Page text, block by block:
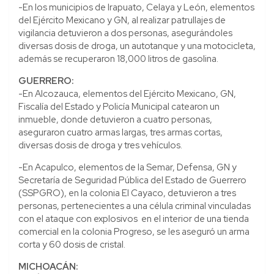
-En los municipios de Irapuato, Celaya y León, elementos
del Ejército Mexicano y GN, al realizar patrullajes de
vigilancia detuvieron a dos personas, asegurándoles
diversas dosis de droga, un autotanque y una motocicleta,
además se recuperaron 18,000 litros de gasolina.
GUERRERO:
-En Alcozauca, elementos del Ejército Mexicano, GN,
Fiscalía del Estado y Policía Municipal catearon un
inmueble, donde detuvieron a cuatro personas,
aseguraron cuatro armas largas, tres armas cortas,
diversas dosis de droga y tres vehículos.
-En Acapulco, elementos de la Semar, Defensa, GN y
Secretaría de Seguridad Pública del Estado de Guerrero
(SSPGRO), en la colonia El Cayaco, detuvieron a tres
personas, pertenecientes a una célula criminal vinculadas
con el ataque con explosivos en el interior de una tienda
comercial en la colonia Progreso, se les aseguró un arma
corta y 60 dosis de cristal.
MICHOACÁN: